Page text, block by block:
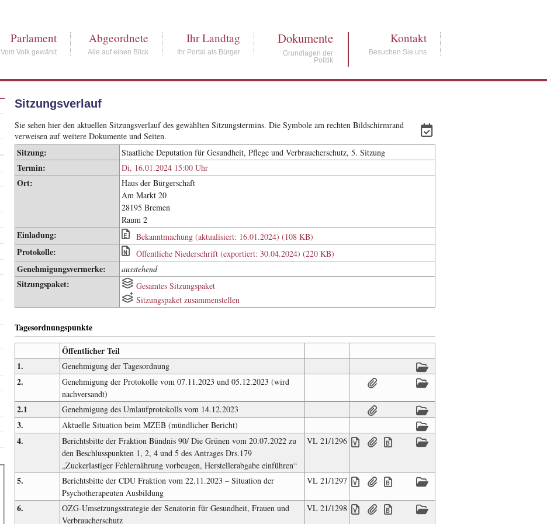
Parlament
Vom Volk gewählt
Abgeordnete
Alle auf einen Blick
Ihr Landtag
Ihr Portal als Bürger
Dokumente
Grundlagen der
Politik
Kontakt
Besuchen Sie uns
Sitzungsverlauf
Sie sehen hier den aktuellen Sitzungsverlauf des gewählten Sitzungstermins. Die Symbole am rechten Bildschirmrand
verweisen auf weitere Dokumente und Seiten.
Sitzung: Staatliche Deputation für Gesundheit, Pflege und Verbraucherschutz, 5. Sitzung
Termin: Di, 16.01.2024 15:00 Uhr
Ort:
Haus der Bürgerschaft
Am Markt 20
28195 Bremen
Raum 2
Einladung: Bekanntmachung (aktualisiert: 16.01.2024) (108 KB)
Protokolle: Öffentliche Niederschrift (exportiert: 30.04.2024) (220 KB)
Genehmigungsvermerke: ausstehend
Sitzungspaket:
Gesamtes Sitzungspaket
Sitzungspaket zusammenstellen
Tagesordnungspunkte
Öffentlicher Teil
1.
Genehmigung der Tagesordnung
2.
Genehmigung der Protokolle vom 07.11.2023 und 05.12.2023 (wird
nachversandt)
2.1 Genehmigung des Umlaufprotokolls vom 14.12.2023
3. Aktuelle Situation beim MZEB (mündlicher Bericht)
4.
Berichtsbitte der Fraktion Bündnis 90/ Die Grünen vom 20.07.2022 zu
den Beschlusspunkten 1, 2, 4 und 5 des Antrages Drs.179
„Zuckerlastiger Fehlernährung vorbeugen, Herstellerabgabe einführen“
VL 21/1296
5.
Berichtsbitte der CDU Fraktion vom 22.11.2023 – Situation der
Psychotherapeuten Ausbildung
VL 21/1297
6.
OZG-Umsetzungsstrategie der Senatorin für Gesundheit, Frauen und
Verbraucherschutz
VL 21/1298